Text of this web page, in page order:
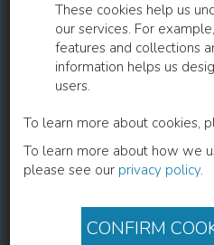
These cookies help us
our services. For
features and collections
information helps us
users.
To learn more about cookies,
To learn more about how we
please see our privacy policy.
CONFIRM
Open Access in der
Daniel Hürlimann(Editor)
Description